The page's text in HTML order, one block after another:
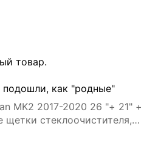
товар.
как "родные"
MK2 2017-2020 26 "+ 21" +
щетки стеклоочистителя,
2017 2018 2019 2020